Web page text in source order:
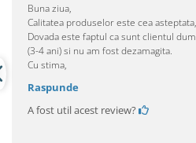
Buna ziua,
Calitatea produselor este cea
Dovada este faptul ca sunt clientul
(3-4 ani) si nu am fost dezamagita.
Cu stima,
Raspunde
A fost util acest review?